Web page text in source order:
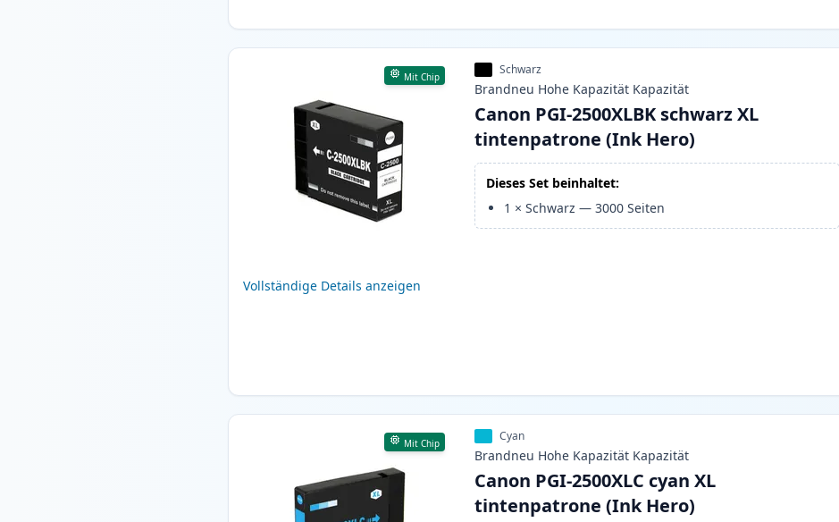
Mit Chip
Vollständige Details anzeigen
Schwarz
Brandneu Hohe Kapazität Kapazität
Canon PGI-2500XLBK schwarz XL
tintenpatrone (Ink Hero)
Dieses Set beinhaltet:
1 ×Schwarz —3000 Seiten
Mit Chip Cyan
Brandneu Hohe Kapazität Kapazität
Canon PGI-2500XLC cyan XL
tintenpatrone (Ink Hero)